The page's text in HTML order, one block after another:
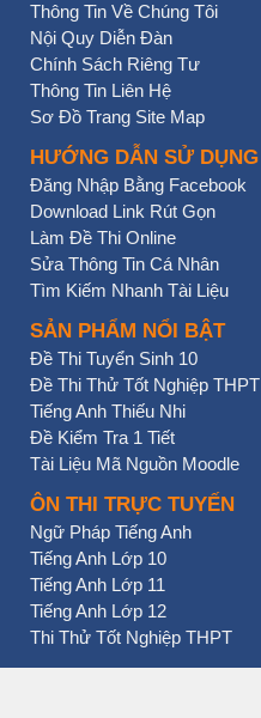
Thông Tin Về Chúng Tôi
Nội Quy Diễn Đàn
Chính Sách Riêng Tư
Thông Tin Liên Hệ
Sơ Đồ Trang Site Map
HƯỚNG DẪN SỬ DỤNG
Đăng Nhập Bằng Facebook
Download Link Rút Gọn
Làm Đề Thi Online
Sửa Thông Tin Cá Nhân
Tìm Kiếm Nhanh Tài Liệu
SẢN PHẨM NỔI BẬT
Đề Thi Tuyển Sinh 10
Đề Thi Thử Tốt Nghiệp THPT
Tiếng Anh Thiếu Nhi
Đề Kiểm Tra 1 Tiết
Tài Liệu Mã Nguồn Moodle
ÔN THI TRỰC TUYẾN
Ngữ Pháp Tiếng Anh
Tiếng Anh Lớp 10
Tiếng Anh Lớp 11
Tiếng Anh Lớp 12
Thi Thử Tốt Nghiệp THPT